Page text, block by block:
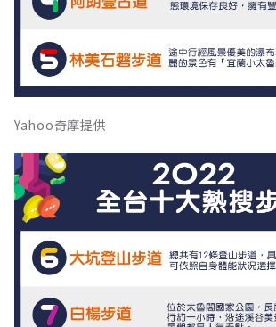
Yahoo奇摩提供